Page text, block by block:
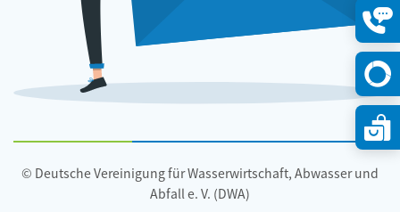
© Deutsche Vereinigung für Wasserwirtschaft, Abwasser und
Abfall e. V. (DWA)